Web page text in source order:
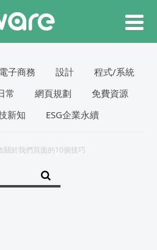
電子商務 設計
程式/系統
常 網頁規劃
免費資源
新知 ESG企業永續
關於我們頁面的10個技巧